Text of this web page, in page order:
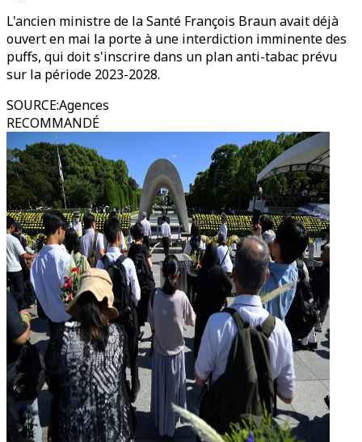
L'ancien ministre de la Santé François Braun avait déjà
ouvert en mai la porte à une interdiction imminente des
puffs, qui doit s'inscrire dans un plan anti-tabac prévu
sur la période 2023-2028.
SOURCE:Agences
RECOMMANDÉ